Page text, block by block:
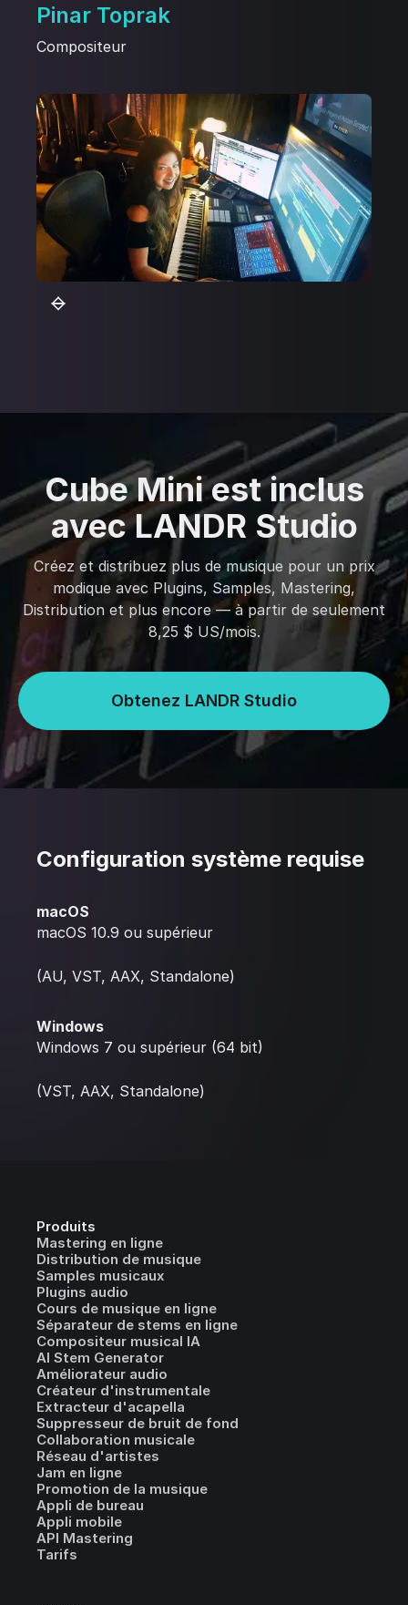
Pinar Toprak
Compositeur
Cube Mini est inclus
avec LANDR Studio
Créez et distribuez plus de musique pour un prix
modique avec Plugins, Samples, Mastering,
Distribution et plus encore — à partir de seulement
8,25 $ US/mois.
Obtenez LANDR Studio
Configuration système requise
macOS
macOS 10.9 ou supérieur
(AU, VST, AAX, Standalone)
Windows
Windows 7 ou supérieur (64 bit)
(VST, AAX, Standalone)
Produits
Mastering en ligne
Distribution de musique
Samples musicaux
Plugins audio
Cours de musique en ligne
Séparateur de stems en ligne
Compositeur musical IA
AI Stem Generator
Améliorateur audio
Créateur d'instrumentale
Extracteur d'acapella
Suppresseur de bruit de fond
Collaboration musicale
Réseau d'artistes
Jam en ligne
Promotion de la musique
Appli de bureau
Appli mobile
API Mastering
Tarifs